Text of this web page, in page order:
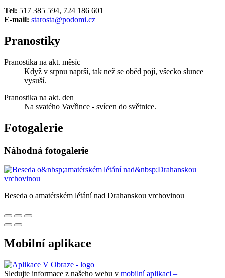
Tel: 517 385 594, 724 186 601
E-mail: starosta@podomi.cz
Pranostiky
Pranostika na akt. měsíc
Když v srpnu naprší, tak než se oběd pojí, všecko slunce
vysuší.
Pranostika na akt. den
Na svatého Vavřince - svícen do světnice.
Fotogalerie
Náhodná fotogalerie
Beseda o amatérském létání nad Drahanskou vrchovinou
Mobilní aplikace
Sledujte informace z našeho webu v mobilní aplikaci –